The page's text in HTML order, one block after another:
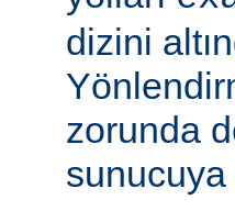
dizini
zorunda